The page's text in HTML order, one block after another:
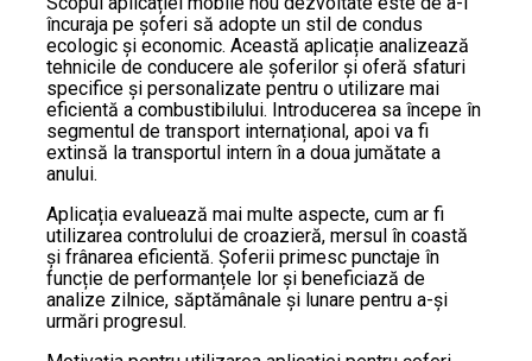
încuraja pe șoferi să adopte un stil de condus
ecologic și economic. Această aplicație analizează
tehnicile de conducere ale șoferilor și oferă sfaturi
specifice și personalizate pentru o utilizare mai
eficientă a combustibilului. Introducerea sa începe în
segmentul de transport internațional, apoi va fi
extinsă la transportul intern în a doua jumătate a
anului.
Aplicația evaluează mai multe aspecte, cum ar fi
utilizarea controlului de croazieră, mersul în coastă
și frânarea eficientă. Șoferii primesc punctaje în
funcție de performanțele lor și beneficiază de
analize zilnice, săptămânale și lunare pentru a-și
urmări progresul.